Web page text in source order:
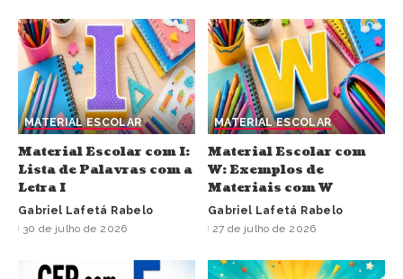
MATERIAL ESCOLAR
Material Escolar com I:
Lista de Palavras com a
Letra I
Gabriel Lafetá Rabelo
30 de julho de 2026
MATERIAL ESCOLAR
Material Escolar com
W: Exemplos de
Materiais com W
Gabriel Lafetá Rabelo
27 de julho de 2026